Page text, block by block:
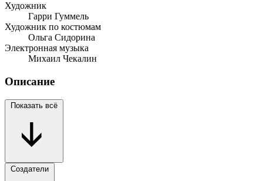
Художник
Гарри Гуммель
Художник по костюмам
Ольга Сидорина
Электронная музыка
Михаил Чекалин
Описание
Показать всё
Создатели